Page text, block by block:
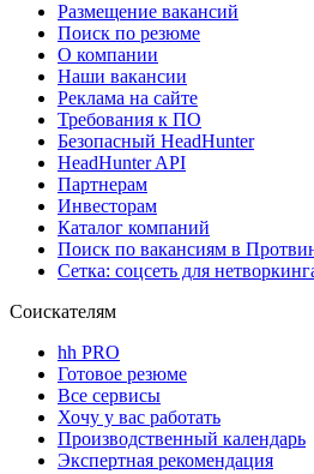
Размещение вакансий
Поиск по резюме
О компании
Наши вакансии
Реклама на сайте
Требования к ПО
Безопасный HeadHunter
HeadHunter API
Партнерам
Инвесторам
Каталог компаний
Поиск по вакансиям в
Сетка: соцсеть для
Соискателям
hh PRO
Готовое резюме
Все сервисы
Хочу у вас работать
Производственный календарь
Экспертная рекомендация